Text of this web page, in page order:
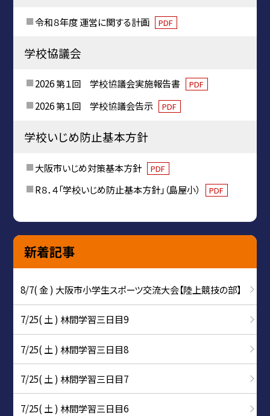
令和８年度 運営に関する計画 PDF
学校協議会
2026 第１回 学校協議会実施報告書 PDF
2026 第１回 学校協議会告示 PDF
学校いじめ防止基本方針
大阪市いじめ対策基本方針 PDF
R８．４「学校いじめ防止基本方針」（島屋小） PDF
新着記事
8/7( 金 ) 大阪市小学生スポーツ交流大会【陸上競技の部】
7/25( 土 ) 林間学習三日目9
7/25( 土 ) 林間学習三日目8
7/25( 土 ) 林間学習三日目7
7/25( 土 ) 林間学習三日目6